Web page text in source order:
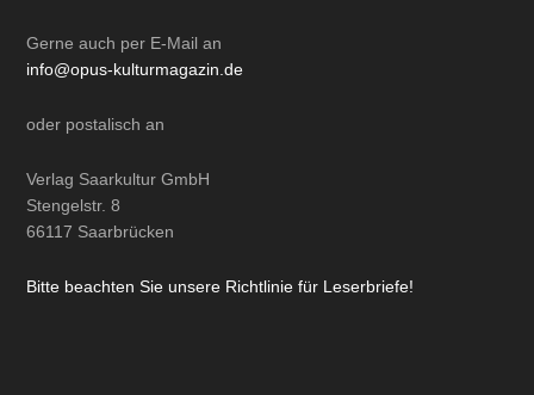
Gerne auch per E-Mail an
info@opus-kulturmagazin.de
oder postalisch an
Verlag Saarkultur GmbH
Stengelstr. 8
66117 Saarbrücken
Bitte beachten Sie unsere Richtlinie für Leserbriefe!